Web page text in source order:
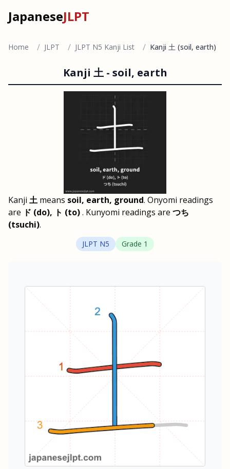
JapaneseJLPT
Home / JLPT / JLPT N5 Kanji List / Kanji 土 (soil, earth)
Kanji 土- soil, earth
Kanji 土 means soil, earth, ground. Onyomi readings
are ド (do), ト (to). Kunyomi readings are つち
(tsuchi).
JLPT N5 Grade 1